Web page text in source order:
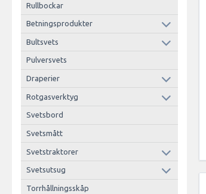
Rullbockar
Betningsprodukter
Bultsvets
Pulversvets
Draperier
Rotgasverktyg
Svetsbord
Svetsmått
Svetstraktorer
Svetsutsug
Torrhållningsskåp